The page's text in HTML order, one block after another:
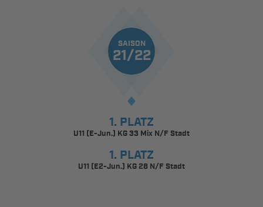
SAISON
21/22
1. PLATZ
U11 (E-Jun.) KG 33 Mix N/F Stadt
1. PLATZ
U11 (E2-Jun.) KG 28 N/F Stadt